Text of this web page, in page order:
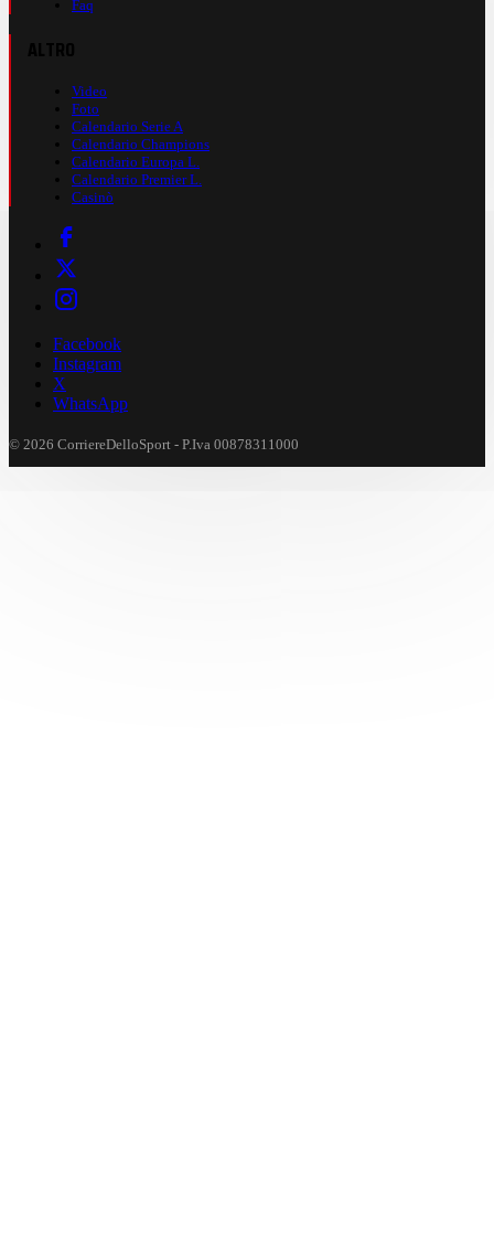
Faq
Video
Foto
Calendario Serie A
Calendario Champions
Calendario Europa L.
Calendario Premier L.
Casinò
Facebook
Instagram
X
WhatsApp
© 2026 CorriereDelloSport - P.Iva 00878311000